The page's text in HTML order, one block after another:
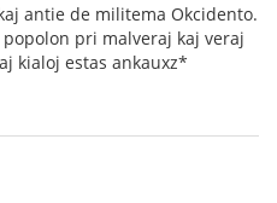
antie de militema Okcidento.
pri malveraj kaj veraj
kialoj estas ankauxz*